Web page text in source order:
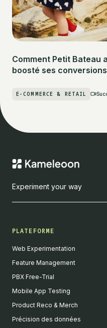
Comment Petit Bateau
boosté ses conversions
E-COMMERCE & RETAIL
Experiment your way
PLATEFORME
Web Experimentation
Feature Management
PBX Free-Trial
Mobile App Testing
Product Reco & Merch
Précision des données